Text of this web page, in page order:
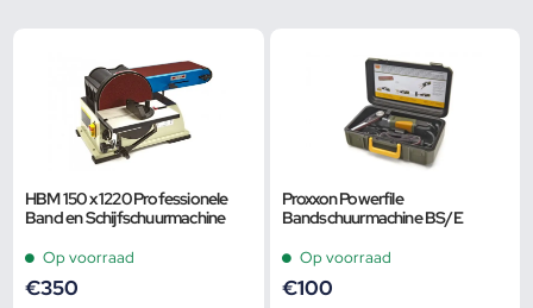
HBM 150 x 1220 Professionele
Band en Schijfschuurmachine
Op voorraad
€350
Proxxon Powerfile
Bandschuurmachine BS/E
Op voorraad
€100